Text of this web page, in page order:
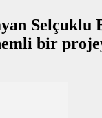
Selçuklu
bir